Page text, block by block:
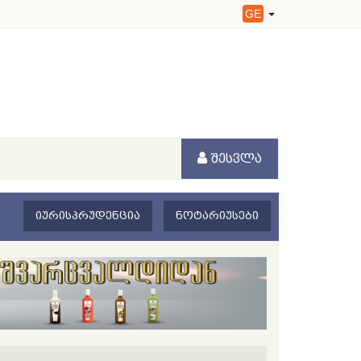
GE
ᲨᲔᲡᲕᲚᲐ
ᲘᲣᲠᲘᲡᲞᲠᲣᲓᲔᲜᲪᲘᲐ ᲜᲝᲢᲐᲠᲘᲣᲡᲔᲑᲘ